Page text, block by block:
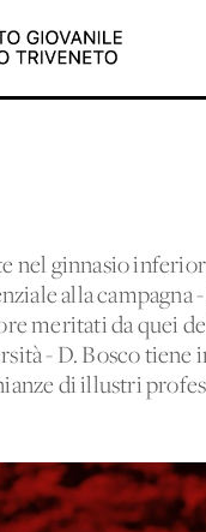
nel ginnasio
alla campagna
meritati da quei
- D. Bosco tiene
di illustri